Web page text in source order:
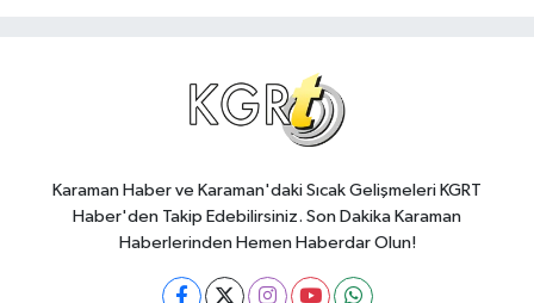
Karaman Haber ve Karaman'daki Sıcak Gelişmeleri KGRT
Haber'den Takip Edebilirsiniz. Son Dakika Karaman
Haberlerinden Hemen Haberdar Olun!